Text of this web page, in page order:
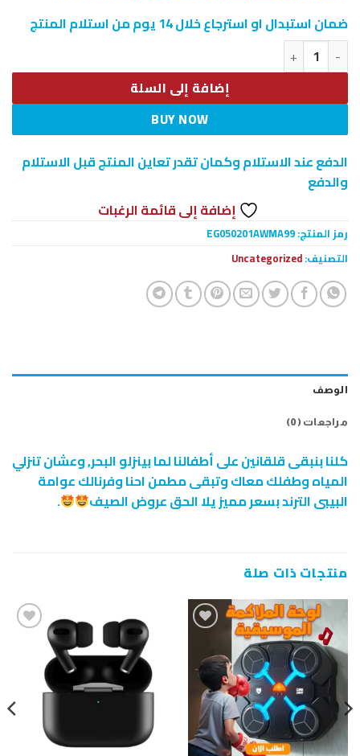
ضمان استبدال او استرجاع خلال 14 يوم من استلام المنتج
كمية عوامة البيبى الترند
إضافة إلى السلة
BUY NOW
الدفع عند الاستلام وكمان تقدر تعاين المنتج قبل الاستلام
والدفع
إضافة إلى قائمة الرغبات
رمز المنتج:EG050201AWMA99
التصنيف:Uncategorized
الوصف
مراجعات (0)
كلنا بنبقى قلقانين على أطفالنا لما بينزلو البحر, وعشان تنزلي
المياه وطفلك معاك وتبقى مطمن احنا وفرنالك عوامة
البيبى الترند بسعر مميز يلا الحق عروض الصيف
.
منتجات ذات صلة
قائمة
الرغبات